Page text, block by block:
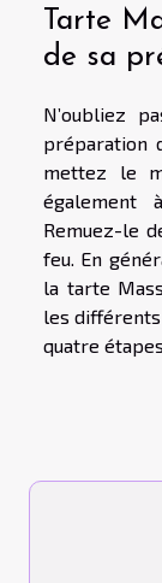
Tarte
de sa
N’oubliez
préparation
mettez le
également
Remuez-le
feu. En
la tarte
les
quatre